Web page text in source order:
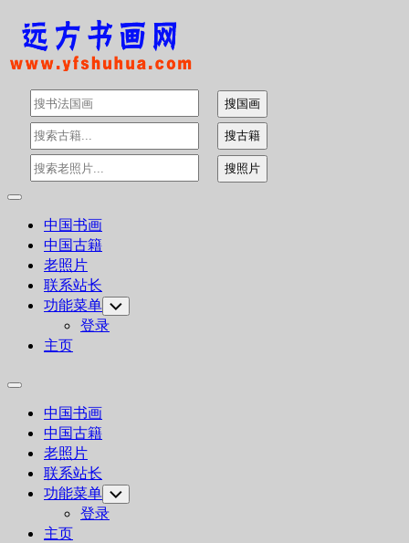
Skip
content
Expand
中国书画
中国古籍
老照片
联系站长
功能菜单 Toggle
Child
Menu
登录
主页
Expand
中国书画
中国古籍
老照片
联系站长
功能菜单 Toggle
Child
Menu
登录
主页